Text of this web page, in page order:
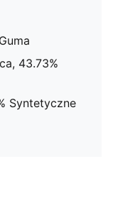
43.73%
Syntetyczne